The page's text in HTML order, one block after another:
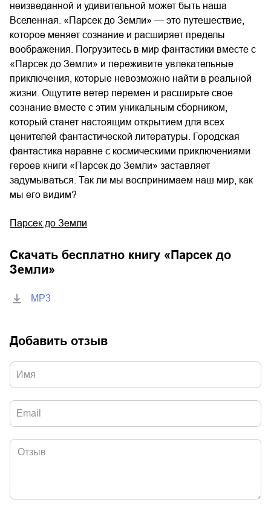
неизведанной и удивительной может быть наша
Вселенная. «Парсек до Земли» — это путешествие,
которое меняет сознание и расширяет пределы
воображения. Погрузитесь в мир фантастики вместе с
«Парсек до Земли» и переживите увлекательные
приключения, которые невозможно найти в реальной
жизни. Ощутите ветер перемен и расширьте свое
сознание вместе с этим уникальным сборником,
который станет настоящим открытием для всех
ценителей фантастической литературы. Городская
фантастика наравне с космическими приключениями
героев книги «Парсек до Земли» заставляет
задумываться. Так ли мы воспринимаем наш мир, как
мы его видим?
Парсек до Земли
Скачать бесплатно книгу « Парсек до
Земли»
MP3
Добавить отзыв